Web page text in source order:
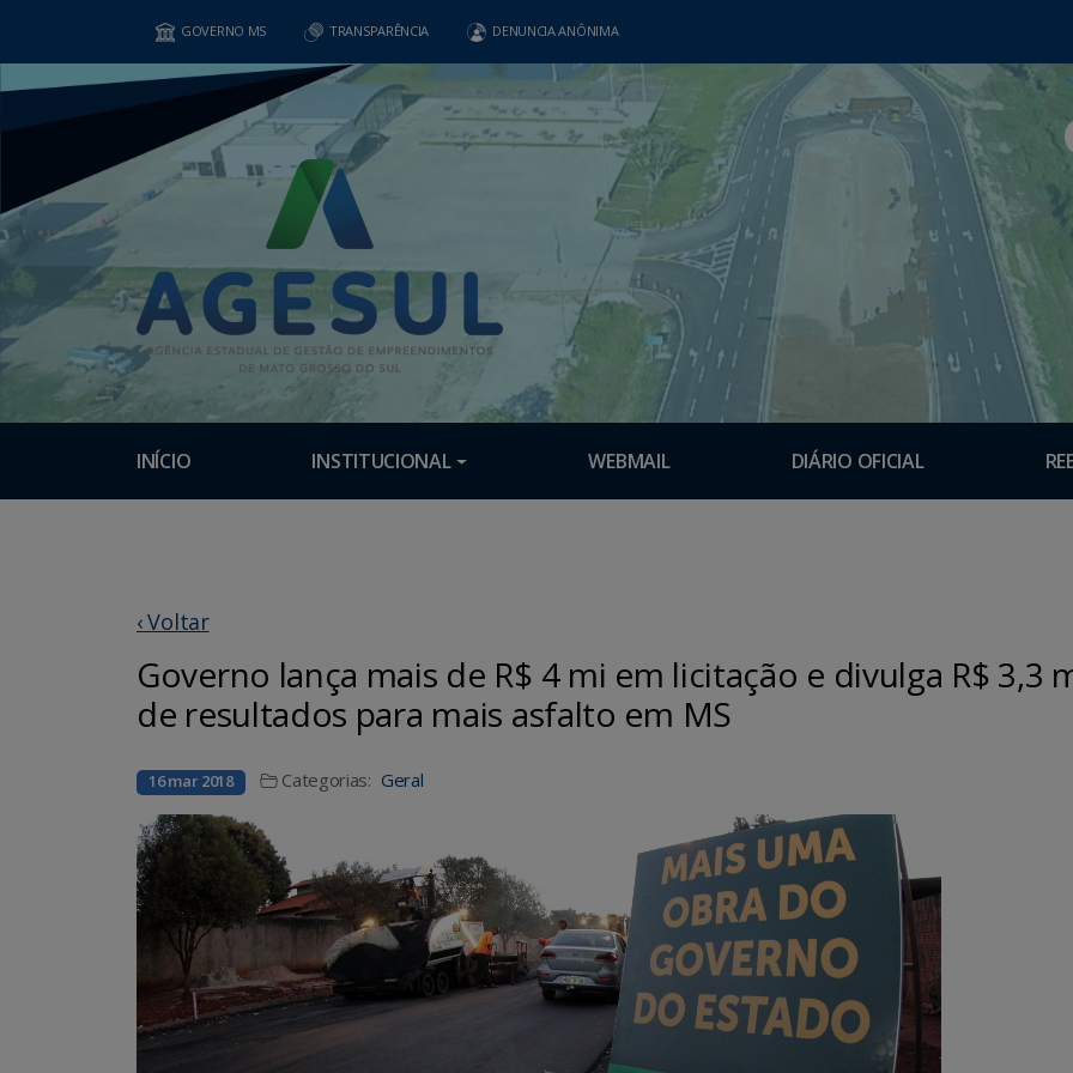
GOVERNO MS TRANSPARÊNCIA DENUNCIA ANÔNIMA
INÍCIO INSTITUCIONAL WEBMAIL DIÁRIO OFICIAL
‹ Voltar
Governo lança mais de R$ 4 mi em licitação e divulga R$ 3,3
de resultados para mais asfalto em MS
16 mar 2018 Categorias: Geral